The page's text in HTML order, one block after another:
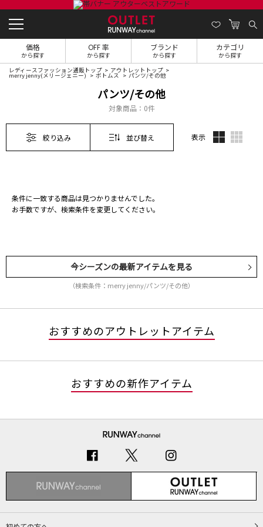
価格
から探す
OFF 率
から探す
ブランド
から探す
カテゴリ
から探す
レディースファッション通販トップ アウトレットトップ
merry jenny(メリージェニー) ボトムス パンツ/その他
パンツ/その他
対象商品： 0件
絞り込み 並び替え 表示
条件に一致する商品は見つかりませんでした。
お手数ですが、検索条件を変更してください。
今シーズンの最新アイテムを見る
（検索条件：merry jenny/パンツ/その他）
おすすめのアウトレットアイテム
おすすめの新作アイテム